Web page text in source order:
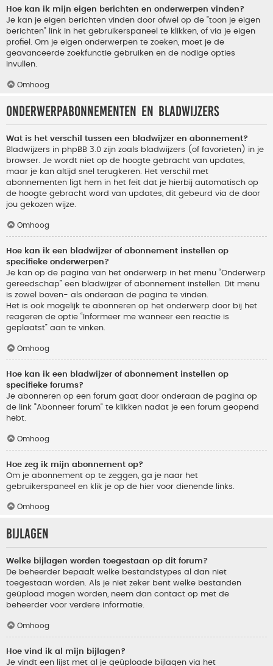
Hoe kan ik mijn eigen berichten en onderwerpen vinden?
Je kan je eigen berichten vinden door ofwel op de "toon je eigen
berichten" link in het gebruikerspaneel te klikken, of via je eigen
profiel. Om je eigen onderwerpen te zoeken, moet je de
geavanceerde zoekfunctie gebruiken en de nodige opties
invullen.
Omhoog
Onderwerpabonnementen en bladwijzers
Wat is het verschil tussen een bladwijzer en abonnement?
Bladwijzers in phpBB 3.0 zijn zoals bladwijzers (of favorieten) in je
browser. Je wordt niet op de hoogte gebracht van updates,
maar je kan altijd snel terugkeren. Het verschil met
abonnementen ligt hem in het feit dat je hierbij automatisch op
de hoogte gebracht word van updates, dit gebeurd via de door
jou gekozen wijze.
Omhoog
Hoe kan ik een bladwijzer of abonnement instellen op
specifieke onderwerpen?
Je kan op de pagina van het onderwerp in het menu “Onderwerp
gereedschap” een bladwijzer of abonnement instellen. Dit menu
is zowel boven- als onderaan de pagina te vinden.
Het is ook mogelijk te abonneren op het onderwerp door bij het
reageren de optie “Informeer me wanneer een reactie is
geplaatst” aan te vinken.
Omhoog
Hoe kan ik een bladwijzer of abonnement instellen op
specifieke forums?
Je abonneren op een forum gaat door onderaan de pagina op
de link “Abonneer forum” te klikken nadat je een forum geopend
hebt.
Omhoog
Hoe zeg ik mijn abonnement op?
Om je abonnement op te zeggen, ga je naar het
gebruikerspaneel en klik je op de hier voor dienende links.
Omhoog
Bijlagen
Welke bijlagen worden toegestaan op dit forum?
De beheerder bepaalt welke bestandstypes al dan niet
toegestaan worden. Als je niet zeker bent welke bestanden
geüpload mogen worden, neem dan contact op met de
beheerder voor verdere informatie.
Omhoog
Hoe vind ik al mijn bijlagen?
Je vindt een lijst met al je geüploade bijlagen via het